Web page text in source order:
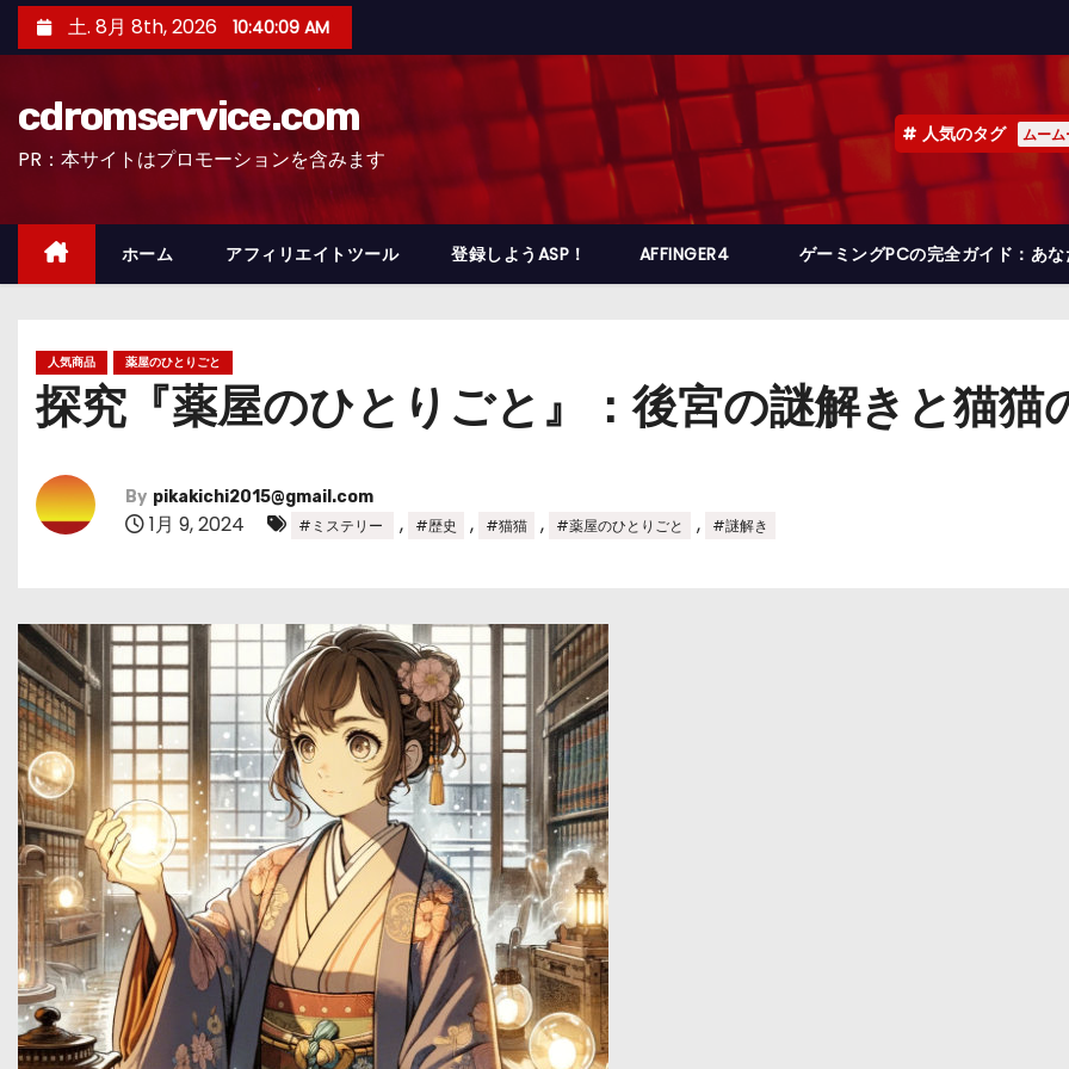
ン
ッ
土. 8月 8th, 2026 10:40:10 AM
cdromservice.com
PR：本サイトはプロモーションを含みます
人気のタグ ムー
ホーム アフィリエイトツール 登録しようASP！ AFFINGER4 ゲーミングPCの完全ガイド：あ
人気商品 薬屋のひとりごと
探究『薬屋のひとりごと』：後宮の謎解きと猫猫
By pikakichi2015@gmail.com
1月 9, 2024 #ミステリー , #歴史 , #猫猫 , #薬屋のひとりごと , #謎解き